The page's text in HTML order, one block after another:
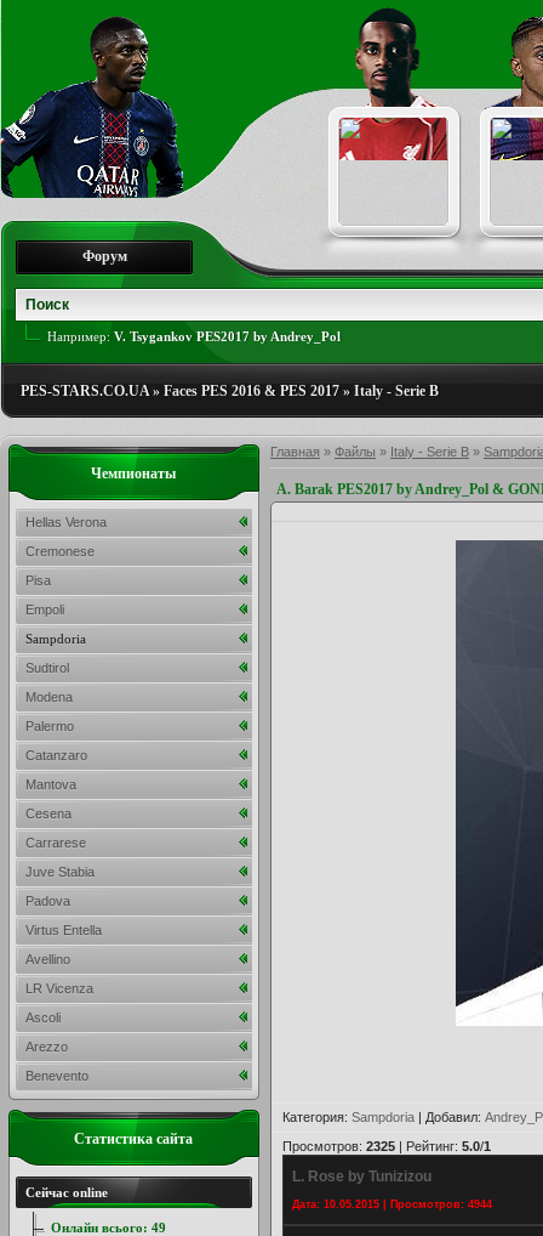
Форум
Например: V. Tsygankov PES2017 by Andrey_Pol
PES-STARS.CO.UA» Faces PES 2016 & PES 2017 » Italy - Serie B
Главная » Файлы » Italy - Serie B »
A. Barak PES2017 by Andrey_Pol &
Категория: Sampdoria | Добавил:
Просмотров: 2325 | Рейтинг: 5.0/1
L. Rose by Tunizizou
Дата: 10.05.2015 | Просмотров: 4944
Чемпионаты
Hellas Verona
Cremonese
Pisa
Empoli
Sampdoria
Sudtirol
Modena
Palermo
Catanzaro
Mantova
Cesena
Carrarese
Juve Stabia
Padova
Virtus Entella
Avellino
LR Vicenza
Ascoli
Arezzo
Benevento
Статистика сайта
Сейчас online
Онлайн всього: 49